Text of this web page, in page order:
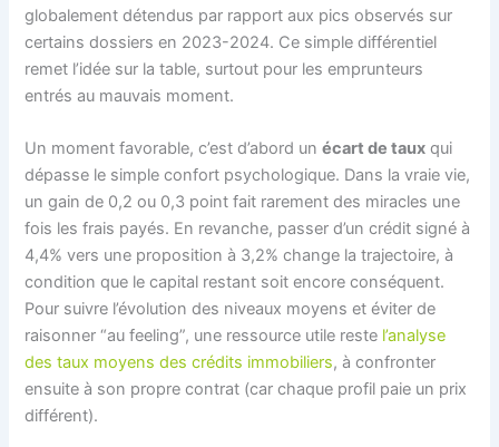
globalement détendus par rapport aux pics observés sur
certains dossiers en 2023-2024. Ce simple différentiel
remet l’idée sur la table, surtout pour les emprunteurs
entrés au mauvais moment.
Un moment favorable, c’est d’abord unécart de taux qui
dépasse le simple confort psychologique. Dans la vraie vie,
un gain de 0,2 ou 0,3 point fait rarement des miracles une
fois les frais payés. En revanche, passer d’un crédit signé à
4,4% vers une proposition à 3,2% change la trajectoire, à
condition que le capital restant soit encore conséquent.
Pour suivre l’évolution des niveaux moyens et éviter de
raisonner “au feeling”, une ressource utile reste l’analyse
des taux moyens des crédits immobiliers, à confronter
ensuite à son propre contrat (car chaque profil paie un prix
différent).